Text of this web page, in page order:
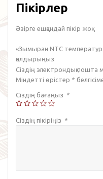
Пікірлер
Әзірге ешқандай пікір жоқ.
«Зымыран NTC
қалдырыңыз
Сіздің электрондық
Міндетті өрістер *
Сіздің бағаңыз *
Сіздің пікіріңіз *